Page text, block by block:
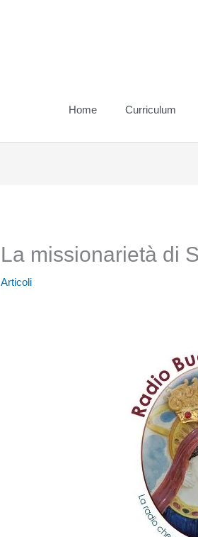
Home Curriculum
La missionarietà di
Articoli